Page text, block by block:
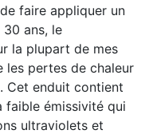
faire appliquer un
ans, le
la plupart de mes
pertes de chaleur
Cet enduit contient
faible émissivité qui
ultraviolets et